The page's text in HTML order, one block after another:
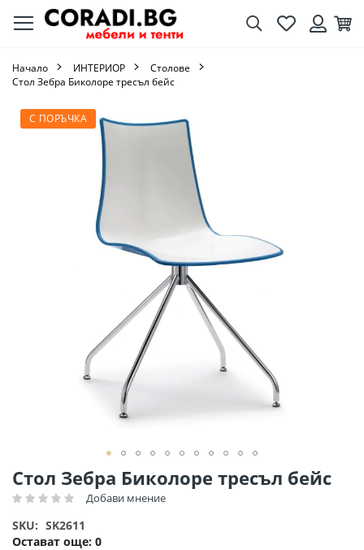
ТърсенеЛюбими
Начало ИНТЕРИОР
Столове
Стол Зебра Биколоре тресъл бейс
Стол Зебра Биколоре тресъл бейс
Рейтинг: Добави мнение
SKU
SK2611
Остават още: 0
С ПОРЪЧКА
Преминете
към
изображенията
Преминете
към
началото
на
галерия